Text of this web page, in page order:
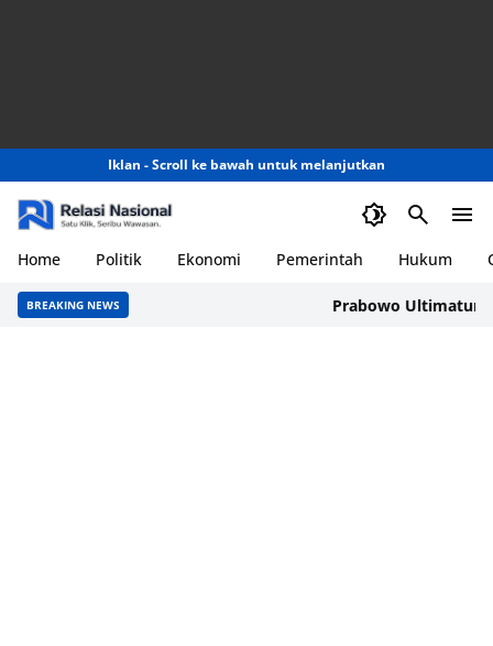
Iklan - Scroll ke bawah untuk melanjutkan
Home Politik Ekonomi Pemerintah Hukum
BREAKING NEWS Prabowo Ultimatum